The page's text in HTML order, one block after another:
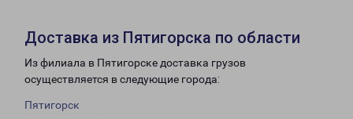
Доставка из Пятигорска по области
Из филиала в Пятигорске доставка грузов
осуществляется в следующие города:
Пятигорск